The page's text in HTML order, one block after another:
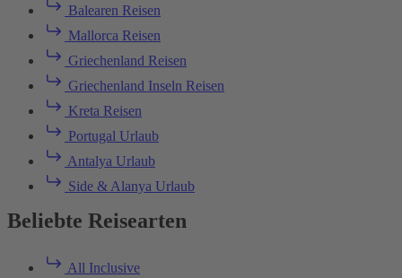
Balearen Reisen
Mallorca Reisen
Griechenland Reisen
Griechenland Inseln Reisen
Kreta Reisen
Portugal Urlaub
Antalya Urlaub
Side & Alanya Urlaub
Beliebte Reisearten
All Inclusive